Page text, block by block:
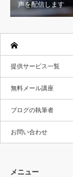
声を配信します
提供サービス一覧
無料メール講座
ブログの執筆者
お問い合わせ
メニュー